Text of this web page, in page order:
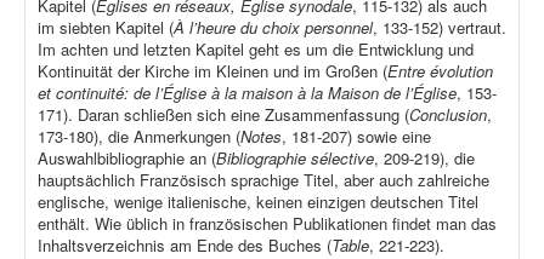
Kapitel (Églises en réseaux, Église synodale, 115-132) als auch
im siebten Kapitel (À l’heure du choix personnel, 133-152) vertraut.
Im achten und letzten Kapitel geht es um die Entwicklung und
Kontinuität der Kirche im Kleinen und im Großen (Entre évolution
et continuité: de l’Église à la maison à la Maison de l’Église, 153-
171). Daran schließen sich eine Zusammenfassung (Conclusion,
173-180), die Anmerkungen (Notes, 181-207) sowie eine
Auswahlbibliographie an (Bibliographie sélective, 209-219), die
hauptsächlich Französisch sprachige Titel, aber auch zahlreiche
englische, wenige italienische, keinen einzigen deutschen Titel
enthält. Wie üblich in französischen Publikationen findet man das
Inhaltsverzeichnis am Ende des Buches (Table, 221-223).